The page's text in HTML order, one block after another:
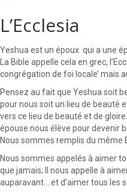
L’Ecclesia
Yeshua est un époux qui a une
La Bible appelle cela en grec,
congrégation de foi locale’ mais
Pensez au fait que Yeshua soit
pour nous soit un lieu de beauté
vers ce lieu de beauté et de
épouse nous élève pour devenir
Nous sommes remplis du même
Nous sommes appelés à aimer
que jamais; Il nous appelle à
auparavant….et d’aimer tous les